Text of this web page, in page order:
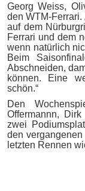
Georg Weiss,
den WTM-Ferrari.
auf dem
Ferrari und dem
wenn natürlich
Beim
Abschneiden,
können. Eine
schön.“
Den
Offermannn,
zwei
den
letzten Rennen